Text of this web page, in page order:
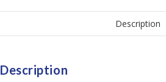
Description
Description